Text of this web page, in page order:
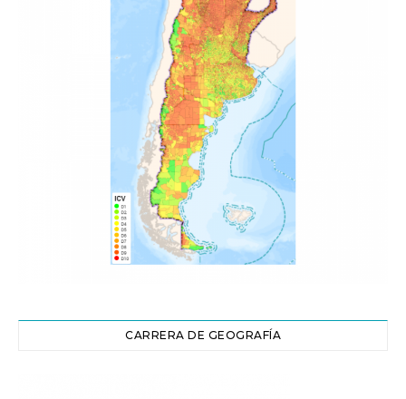
CARRERA DE GEOGRAFÍA